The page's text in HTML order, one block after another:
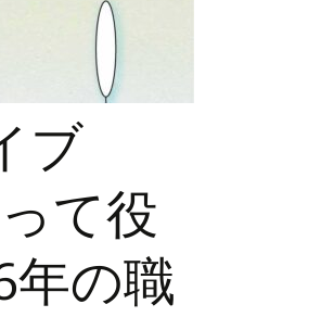
ブ
て役
年の職